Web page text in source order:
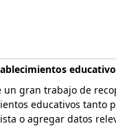
gran trabajo de
educativos tanto
o agregar datos